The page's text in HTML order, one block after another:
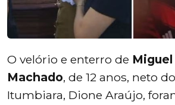
O velório e enterro de
Machado, de 12 anos, neto
Itumbiara, Dione Araújo,